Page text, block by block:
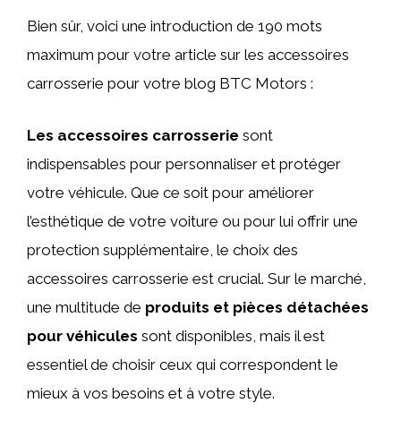
Bien sûr, voici une introduction de 190 mots
maximum pour votre article sur les accessoires
carrosserie pour votre blog BTC Motors :
Les accessoires carrosserie sont
indispensables pour personnaliser et protéger
votre véhicule. Que ce soit pour améliorer
l’esthétique de votre voiture ou pour lui offrir une
protection supplémentaire, le choix des
accessoires carrosserie est crucial. Sur le marché,
une multitude de produits et pièces détachées
pour véhicules sont disponibles, mais il est
essentiel de choisir ceux qui correspondent le
mieux à vos besoins et à votre style.